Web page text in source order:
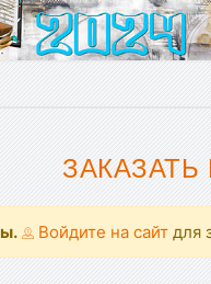
Войдите на сайт для